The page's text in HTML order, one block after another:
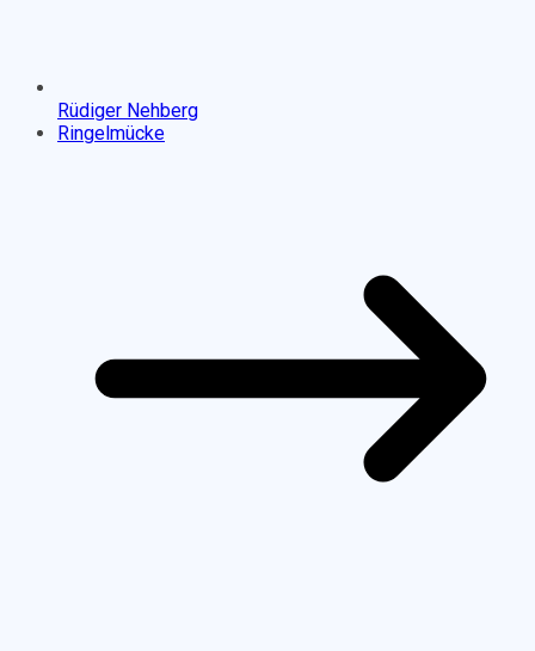
Rüdiger Nehberg
Ringelmücke